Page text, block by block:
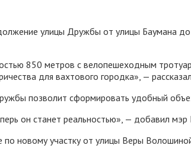
улицы Дружбы от улицы Баумана
850 метров с велопешеходным
для вахтового городка», —
позволит сформировать удобный
он станет реальностью», — добавил мэр
по новому участку от улицы Веры